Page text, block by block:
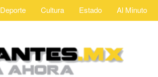
Deporte Cultura Estado Al Minuto